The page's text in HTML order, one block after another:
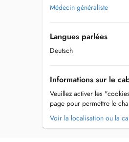
Médecin généraliste
Langues parlées
Deutsch
Informations sur le
Veuillez activer les
page pour permettre le
Voir la localisation ou la